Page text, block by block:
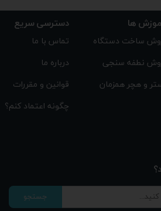
ها
ساخت دستگاه
نطفه سنجی
و هچر همزمان
دسترسی سریع
تماس با ما
درباره ما
قوانین و مقررات
چگونه اعتماد کنم؟
جستجو